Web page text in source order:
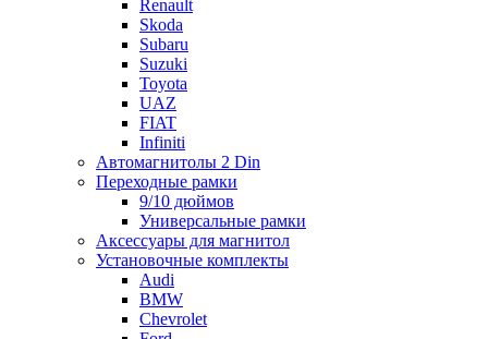
Renault
Skoda
Subaru
Suzuki
Toyota
UAZ
FIAT
Infiniti
Автомагнитолы 2 Din
Переходные рамки
9/10 дюймов
Универсальные рамки
Аксессуары для магнитол
Установочные комплекты
Audi
BMW
Chevrolet